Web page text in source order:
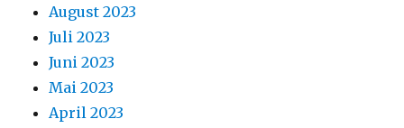
August 2023
Juli 2023
Juni 2023
Mai 2023
April 2023